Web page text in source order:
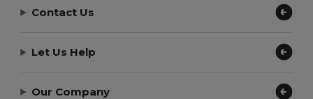
Contact Us
Let Us Help
Our Company